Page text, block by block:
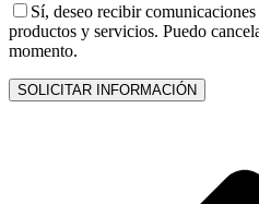
Sí, deseo recibir
productos y servicios. Puedo
momento.